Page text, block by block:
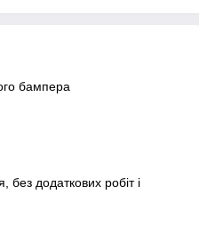
бампера
без додаткових робіт і